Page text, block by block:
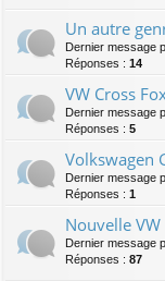
Un autre
Dernier message
Réponses : 14
VW Cross Fox
Dernier message
Réponses : 5
Volkswagen
Dernier message
Réponses : 1
Nouvelle
Dernier message
Réponses : 87